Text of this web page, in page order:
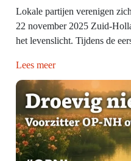
Lokale partijen verenigen
22 november 2025 Zuid-
het levenslicht. Tijdens de
Lees meer